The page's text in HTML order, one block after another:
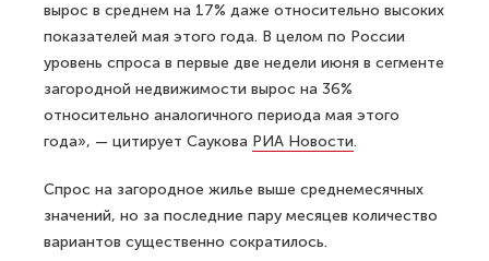
вырос в среднем на 17% даже относительно высоких
показателей мая этого года. В целом по России
уровень спроса в первые две недели июня в сегменте
загородной недвижимости вырос на 36%
относительно аналогичного периода мая этого
года», — цитирует Саукова РИА Новости.
Спрос на загородное жилье выше среднемесячных
значений, но за последние пару месяцев количество
вариантов существенно сократилось.